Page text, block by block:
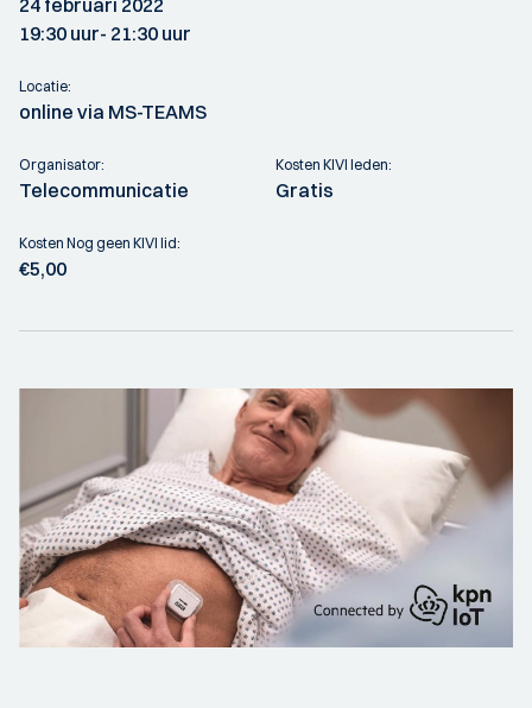
19:30 uur- 21:30 uur
Locatie:
online via MS-TEAMS
Organisator:
Telecommunicatie
Kosten KIVI leden:
Gratis
Kosten Nog geen KIVI lid:
€5,00